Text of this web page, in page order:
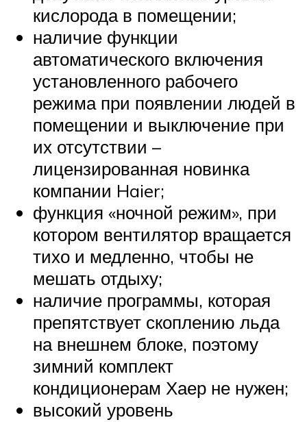
кислорода в помещении;
наличие функции
автоматического включения
установленного рабочего
режима при появлении людей в
помещении и выключение при
их отсутствии –
лицензированная новинка
компании Haier;
функция «ночной режим», при
котором вентилятор вращается
тихо и медленно, чтобы не
мешать отдыху;
наличие программы, которая
препятствует скоплению льда
на внешнем блоке, поэтому
зимний комплект
кондиционерам Хаер не нужен;
высокий уровень